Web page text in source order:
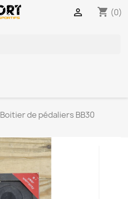
shopping_cart (0)

Boitier de pédaliers BB30